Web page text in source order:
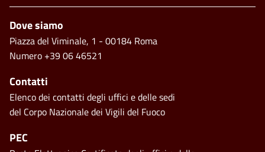
Piè di pagina
Dove siamo
Piazza del Viminale, 1 - 00184 Roma
Numero +39 06 46521
Contatti
Elenco dei contatti degli uffici e delle sedi
del Corpo Nazionale dei Vigili del Fuoco
PEC